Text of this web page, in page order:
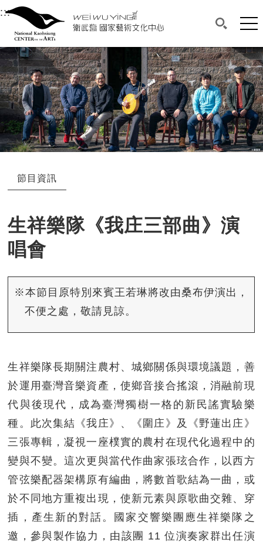
衛武營國家藝術文化中心
中央內容區塊，為本頁主要內容區。
:::選單連結區塊，此區塊列有本網站主要連結。
衛武營國家藝術文化中心
搜尋(開
網
:::中央內容區塊，為本頁主要內容區。
節目資訊
生祥樂隊《我庄三部曲》演
唱會
※本節目原特別來賓王若琳將改由桑布伊演出，
不便之處，敬請見諒。
生祥樂隊長期關注農村、城鄉關係與環境議題，善
於運用臺灣音樂資產，使鄉音接合搖滾，消融前現
代與後現代，成為臺灣獨樹一格的新民謠實驗樂
種。此次集結《我庄》、《圍庄》及《野蓮出庄》
三張專輯，凝視一座樸實的農村在現代化過程中的
變與不變。這次更與當代作曲家張玹合作，以西方
管弦樂配器架構原有編曲，將數首歌結為一曲，或
於不同地方重複出現，使新元素與原歌曲交雜、穿
插，產生新的對話。國家交響樂團應生祥樂隊之
邀，參與製作協力，由該團 11 位演奏家群出任演